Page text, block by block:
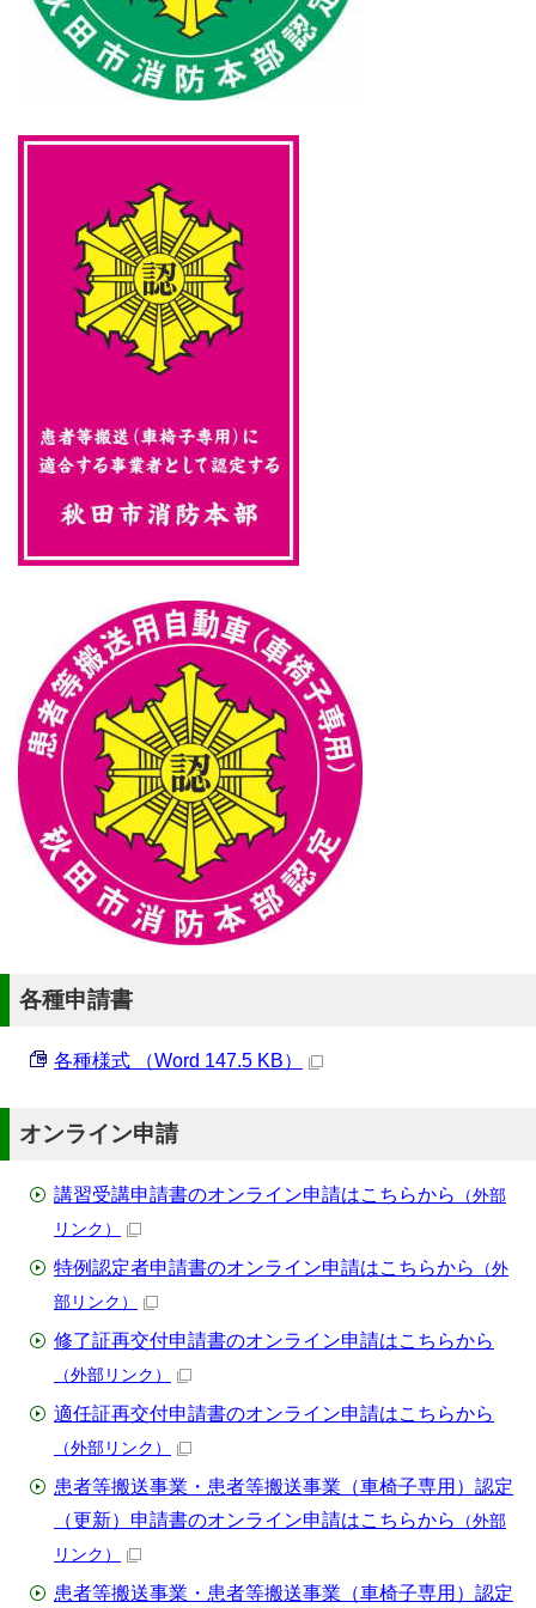
各種申請書
各種様式 （Word 147.5 KB）
オンライン申請
講習受講申請書のオンライン申請はこちらから
（外部
リンク）
特例認定者申請書のオンライン申請はこちらから
（外
部リンク）
修了証再交付申請書のオンライン申請はこちらから
（外部リンク）
適任証再交付申請書のオンライン申請はこちらから
（外部リンク）
患者等搬送事業・患者等搬送事業（車椅子専用）認定
（更新）申請書のオンライン申請はこちらから
（外部
リンク）
患者等搬送事業・患者等搬送事業（車椅子専用）認定